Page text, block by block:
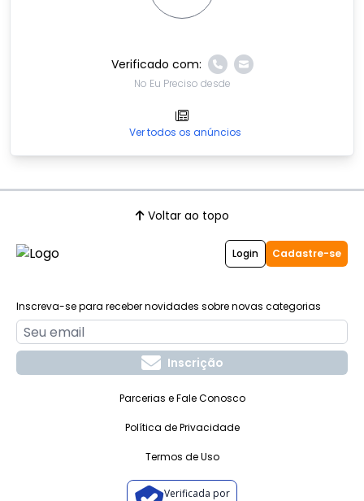
Verificado com:
No Eu Preciso desde
Ver todos os anúncios
Voltar ao topo
Login Cadastre-se
Inscreva-se para receber novidades sobre novas categorias
Inscrição
Parcerias e Fale Conosco
Política de Privacidade
Termos de Uso
Verificada por